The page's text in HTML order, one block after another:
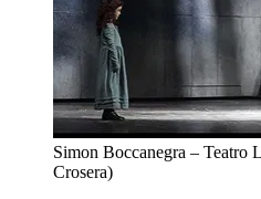
Simon Boccanegra – Teatro
Crosera)